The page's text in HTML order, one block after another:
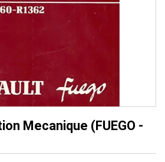
Mecanique (FUEGO -